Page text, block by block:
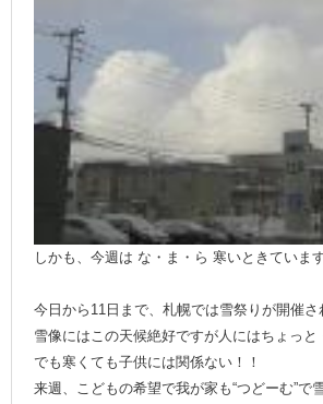
しかも、今週は な・ま・ら 寒いときていま
今日から11日まで、札幌では雪祭りが開催さ
雪像にはこの天候絶好ですが人にはちょっと
でも寒くても子供には関係ない！！
来週、こどもの希望で我が家も“つどーむ”で